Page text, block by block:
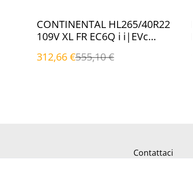
%
CONTINENTAL HL265/40R22
109V XL FR EC6Q i i|EVc
312,66 €555,10 €
Contattaci